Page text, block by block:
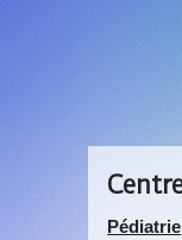
Pédiatrie